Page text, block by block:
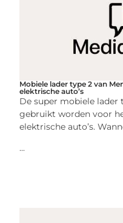
Mobiele lader type 2 van
elektrische auto’s
De super mobiele lader
gebruikt worden voor
elektrische auto’s.
...